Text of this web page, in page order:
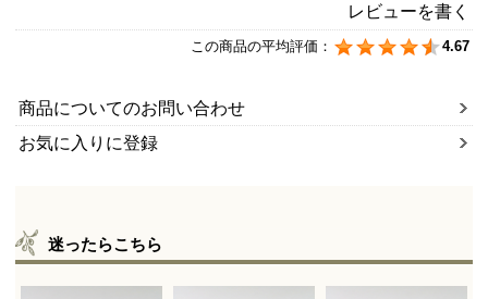
レビューを書く
この商品の平均評価： 4.67
商品についてのお問い合わせ
お気に入りに登録
迷ったらこちら